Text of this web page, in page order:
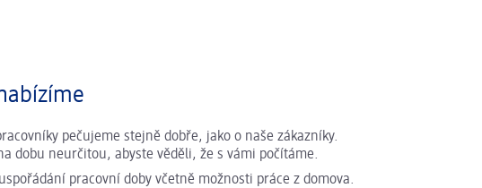
pečujeme stejně dobře, jako o naše zákazníky.
dobu neurčitou, abyste věděli, že s vámi počítáme.
pracovní doby včetně možnosti práce z domova.